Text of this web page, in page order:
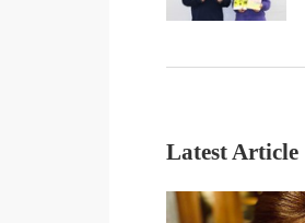
Latest Article